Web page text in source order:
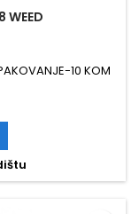
WEED
10 KOM